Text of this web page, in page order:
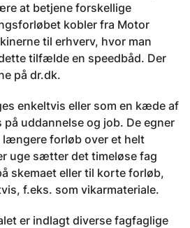
at betjene forskellige
kobler fra Motor
til erhverv, hvor man
tilfælde en speedbåd. Der
på dr.dk.
enkeltvis eller som en kæde af
uddannelse og job. De egner
længere forløb over et helt
uge sætter det timeløse fag
skemaet eller til korte forløb,
f.eks. som vikarmateriale.
er indlagt diverse fagfaglige